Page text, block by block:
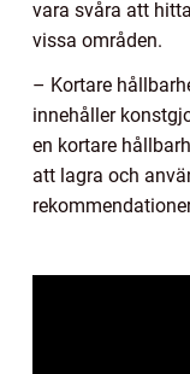
vara svåra att
vissa områden.
– Kortare
innehåller
en kortare
att lagra och